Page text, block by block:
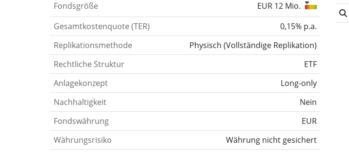
Fondsgröße
EUR 12 Mio.
Gesamtkostenquote (TER)
0,15% p.a.
Replikationsmethode
Physisch (Vollständige Replikation)
Rechtliche Struktur
ETF
Anlagekonzept
Long-only
Nachhaltigkeit
Nein
Fondswährung
EUR
Währungsrisiko
Währung nicht gesichert